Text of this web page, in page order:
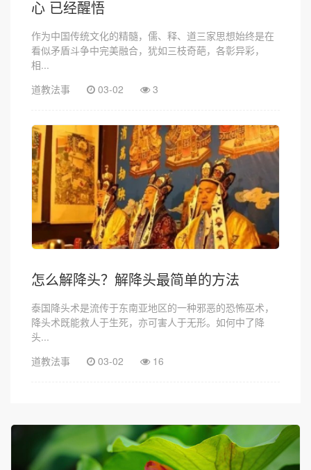
心 已经醒悟
作为中国传统文化的精髓，儒、释、道三家思想始终是在
看似矛盾斗争中完美融合，犹如三枝奇葩，各彰异彩，
相...
道教法事
03-02 3
怎么解降头？解降头最简单的方法
泰国降头术是流传于东南亚地区的一种邪恶的恐怖巫术，
降头术既能救人于生死，亦可害人于无形。如何中了降
头...
道教法事
03-02 16